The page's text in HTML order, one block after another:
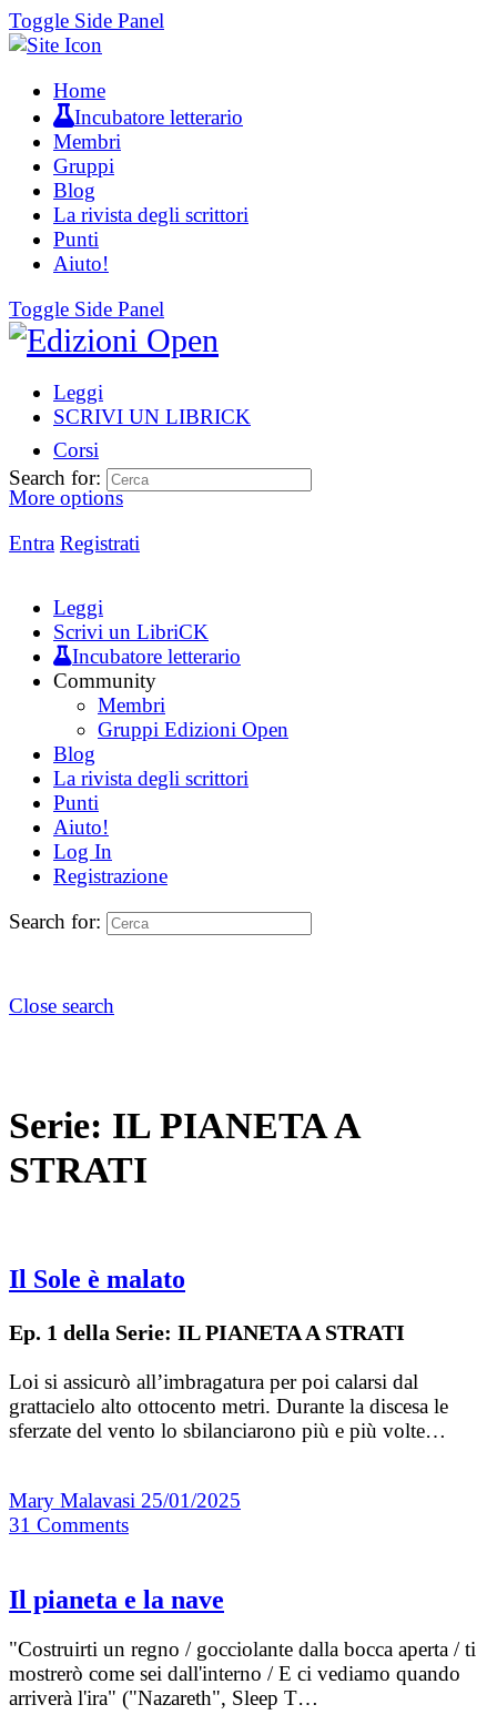
Toggle Side Panel
Home
Incubatore letterario
Membri
Gruppi
Blog
La rivista degli scrittori
Punti
Aiuto!
Toggle Side Panel
Leggi
SCRIVI UN LIBRICK
Corsi
More options
Entra Registrati
Search for:
Leggi
Scrivi un LibriCK
Incubatore letterario
Community
Membri
Gruppi Edizioni Open
Blog
La rivista degli scrittori
Punti
Aiuto!
Log In
Registrazione
Search for:
Close search
Serie: IL PIANETA A
STRATI
Il Sole è malato
Ep. 1 della Serie: IL PIANETA A STRATI
Loi si assicurò all’imbragatura per poi calarsi dal
grattacielo alto ottocento metri. Durante la discesa le
sferzate del vento lo sbilanciarono più e più volte…
Mary Malavasi 25/01/2025
31 Comments
Il pianeta e la nave
"Costruirti un regno / gocciolante dalla bocca aperta / ti
mostrerò come sei dall'interno / E ci vediamo quando
arriverà l'ira" ("Nazareth", Sleep T…